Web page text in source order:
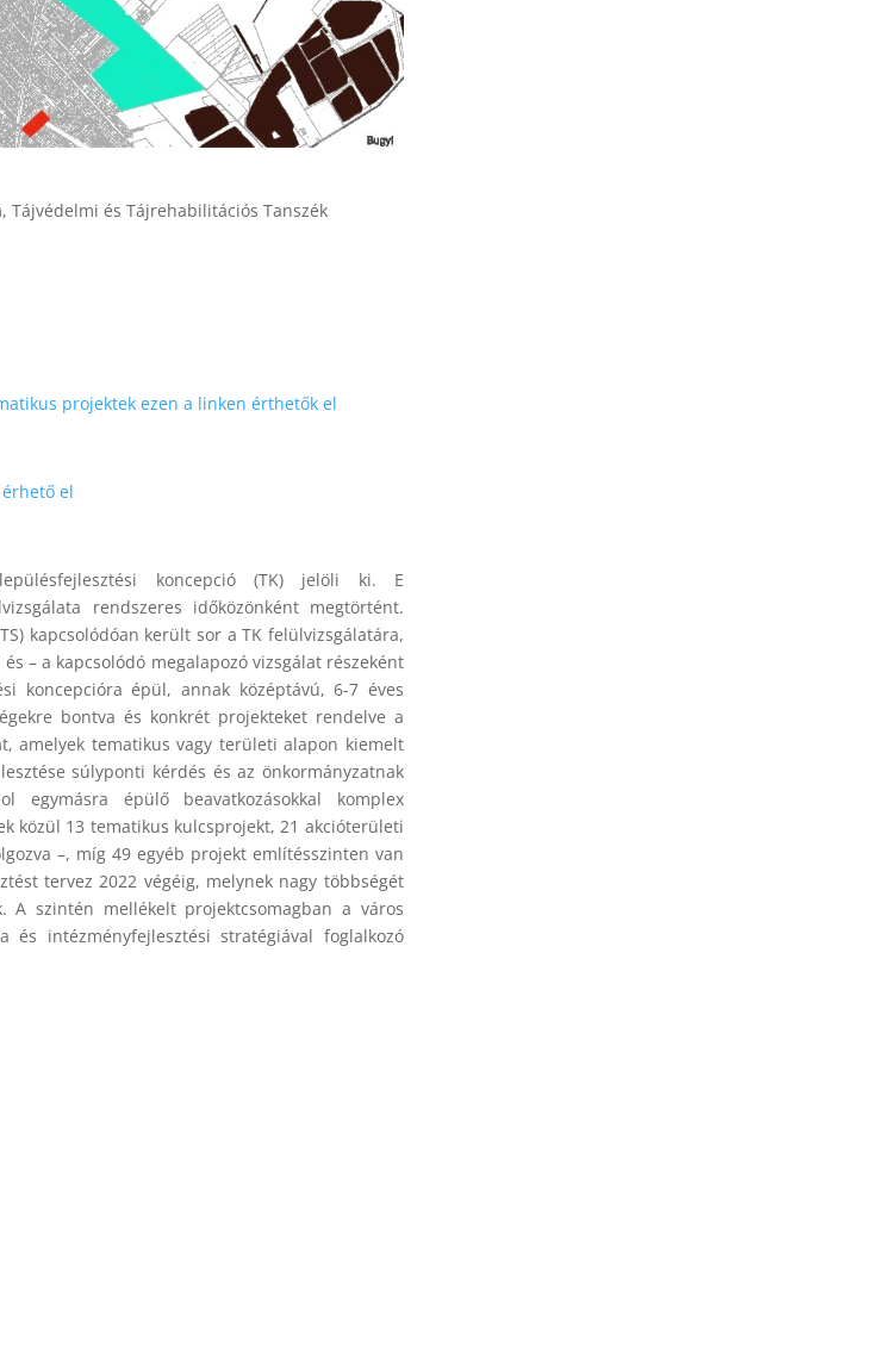
Tájvédelmi és Tájrehabilitációs Tanszék
projektek ezen a linken érthetők el
el
koncepció (TK) jelöli ki. E
rendszeres időközönként megtörtént.
kapcsolódóan került sor a TK felülvizsgálatára,
– a kapcsolódó megalapozó vizsgálat részeként
koncepcióra épül, annak középtávú, 6-7 éves
bontva és konkrét projekteket rendelve a
amelyek tematikus vagy területi alapon kiemelt
súlyponti kérdés és az önkormányzatnak
épülő beavatkozásokkal komplex
közül 13 tematikus kulcsprojekt, 21 akcióterületi
–, míg 49 egyéb projekt említésszinten van
tervez 2022 végéig, melynek nagy többségét
A szintén mellékelt projektcsomagban a város
és intézményfejlesztési stratégiával foglalkozó